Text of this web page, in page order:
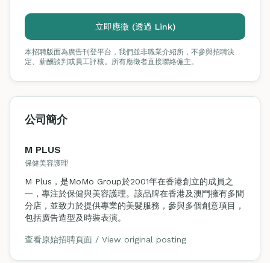
立即應徵 (透過 Link)
本招聘版面為廣告刊登平台，我們並非職業介紹所，不參與招聘決
定、薪酬談判或員工評核。所有應徵者直接聯絡僱主。
公司簡介
M PLUS
保健美容護理
M Plus，是MoMo Group於2001年在香港創立的成員之
一，專注於保健與美容護理。該品牌在香港及澳門擁有多間
分店，並致力於提供專業的美髮服務，參與多個創意項目，
包括廣告造型及時裝表演。
查看原始招聘頁面 / View original posting